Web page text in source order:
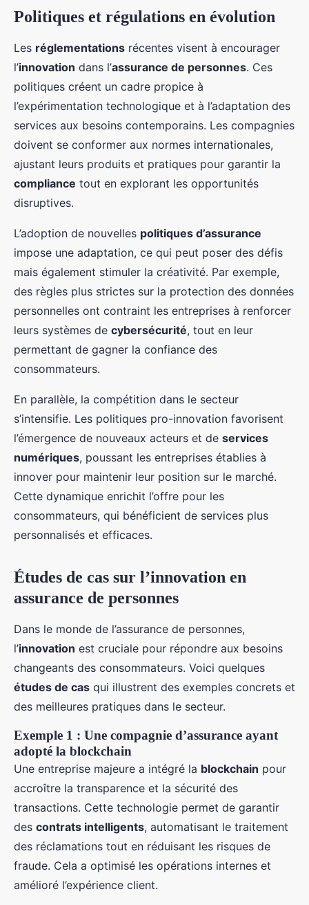
Politiques et régulations en évolution
Les réglementations récentes visent à encourager
l’innovation dans l’assurance de personnes. Ces
politiques créent un cadre propice à
l’expérimentation technologique et à l’adaptation des
services aux besoins contemporains. Les compagnies
doivent se conformer aux normes internationales,
ajustant leurs produits et pratiques pour garantir la
compliance tout en explorant les opportunités
disruptives.
L’adoption de nouvelles politiques d’assurance
impose une adaptation, ce qui peut poser des défis
mais également stimuler la créativité. Par exemple,
des règles plus strictes sur la protection des données
personnelles ont contraint les entreprises à renforcer
leurs systèmes de cybersécurité, tout en leur
permettant de gagner la confiance des
consommateurs.
En parallèle, la compétition dans le secteur
s’intensifie. Les politiques pro-innovation favorisent
l’émergence de nouveaux acteurs et de services
numériques, poussant les entreprises établies à
innover pour maintenir leur position sur le marché.
Cette dynamique enrichit l’offre pour les
consommateurs, qui bénéficient de services plus
personnalisés et efficaces.
Études de cas sur l’innovation en
assurance de personnes
Dans le monde de l’assurance de personnes,
l’innovation est cruciale pour répondre aux besoins
changeants des consommateurs. Voici quelques
études de cas qui illustrent des exemples concrets et
des meilleures pratiques dans le secteur.
Exemple 1 : Une compagnie d’assurance ayant
adopté la blockchain
Une entreprise majeure a intégré la blockchain pour
accroître la transparence et la sécurité des
transactions. Cette technologie permet de garantir
des contrats intelligents, automatisant le traitement
des réclamations tout en réduisant les risques de
fraude. Cela a optimisé les opérations internes et
amélioré l’expérience client.